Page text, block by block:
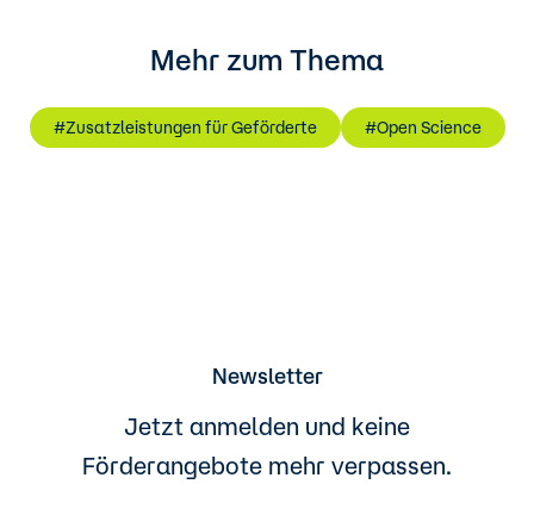
Mehr zum Thema
#Zusatzleistungen für Geförderte #Open Science
Newsletter
Jetzt anmelden und keine
Förderangebote mehr verpassen.